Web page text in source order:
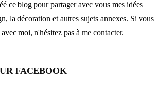
ce blog pour partager avec vous mes idées
la décoration et autres sujets annexes. Si vous
moi, n'hésitez pas à me contacter.
FACEBOOK